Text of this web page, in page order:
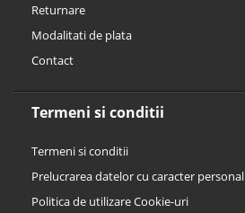
Returnare
Modalitati de plata
Contact
Termeni si conditii
Termeni si conditii
Prelucrarea datelor cu caracter personal
Politica de utilizare Cookie-uri